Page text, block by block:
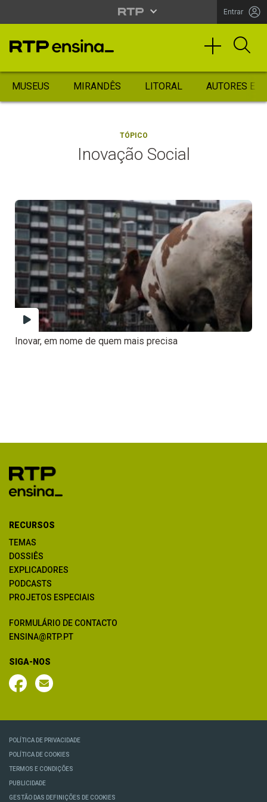
Entrar
MUSEUS MIRANDÊS LITORAL AUTORES
TÓPICO
Inovação Social
Inovar, em nome de quem mais precisa
RECURSOS
TEMAS
DOSSIÊS
EXPLICADORES
PODCASTS
PROJETOS ESPECIAIS
FORMULÁRIO DE CONTACTO
ENSINA@RTP.PT
SIGA-NOS
POLÍTICA DE PRIVACIDADE
POLÍTICA DE COOKIES
TERMOS E CONDIÇÕES
PUBLICIDADE
GESTÃO DAS DEFINIÇÕES DE COOKIES